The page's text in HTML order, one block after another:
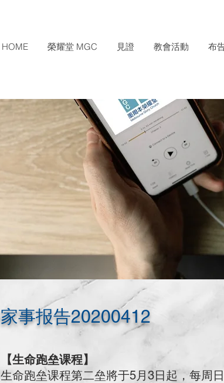
HOME 榮耀堂 MGC 見證 教會活動 布
家事报告20200412
【生命跑垒课程】
生命跑垒课程第二垒將于5月3日起，每周